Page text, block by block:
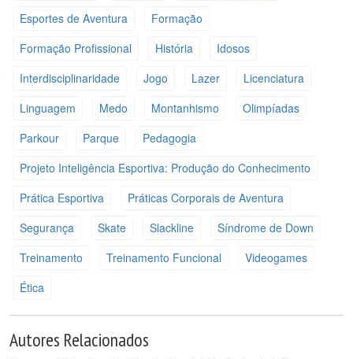
Esportes de Aventura
Formação
Formação Profissional
História
Idosos
Interdisciplinaridade
Jogo Lazer
Licenciatura
Linguagem
Medo Montanhismo
Olimpíadas
Parkour
Parque
Pedagogia
Projeto Inteligência Esportiva: Produção do Conhecimento
Prática Esportiva
Práticas Corporais de Aventura
Segurança
Skate Slackline
Síndrome de Down
Treinamento
Treinamento Funcional
Videogames
Ética
Autores Relacionados